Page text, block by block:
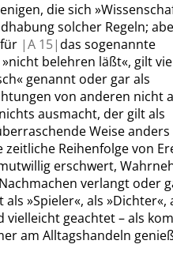
die sich »
solcher Regeln;
|A 15|das sogenannte
»nicht belehren läßt«, gilt
« genannt oder gar als
von anderen nicht
ausmacht, der gilt als
Weise
Reihenfolge von
erschwert,
verlangt oder
als »Spieler«, als »Dichter«,
vielleicht geachtet – als
am Alltagshandeln